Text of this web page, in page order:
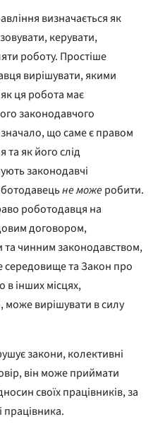
визначається як
керувати,
роботу. Простіше
вирішувати, якими
ця робота має
законодавчого
що саме є правом
та як його слід
законодавчі
не можеробити.
роботодавця на
договором,
чинним законодавством,
середовище та Закон про
в інших місцях,
вирішувати в силу
закони, колективні
він може приймати
своїх працівників, за
працівника.